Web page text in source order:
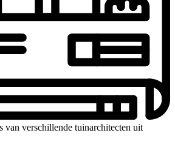
van verschillende tuinarchitecten uit